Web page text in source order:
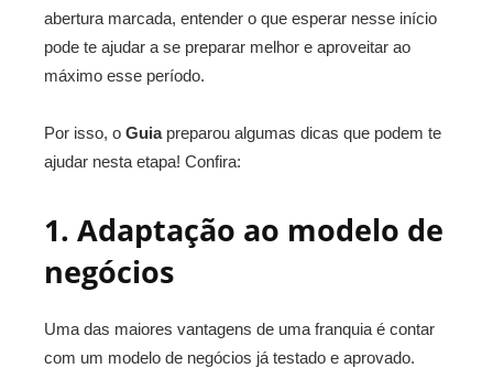
abertura marcada, entender o que esperar nesse início
pode te ajudar a se preparar melhor e aproveitar ao
máximo esse período.
Por isso, o Guiapreparou algumas dicas que podem te
ajudar nesta etapa! Confira:
1. Adaptação ao modelo de
negócios
Uma das maiores vantagens de uma franquia é contar
com um modelo de negócios já testado e aprovado.